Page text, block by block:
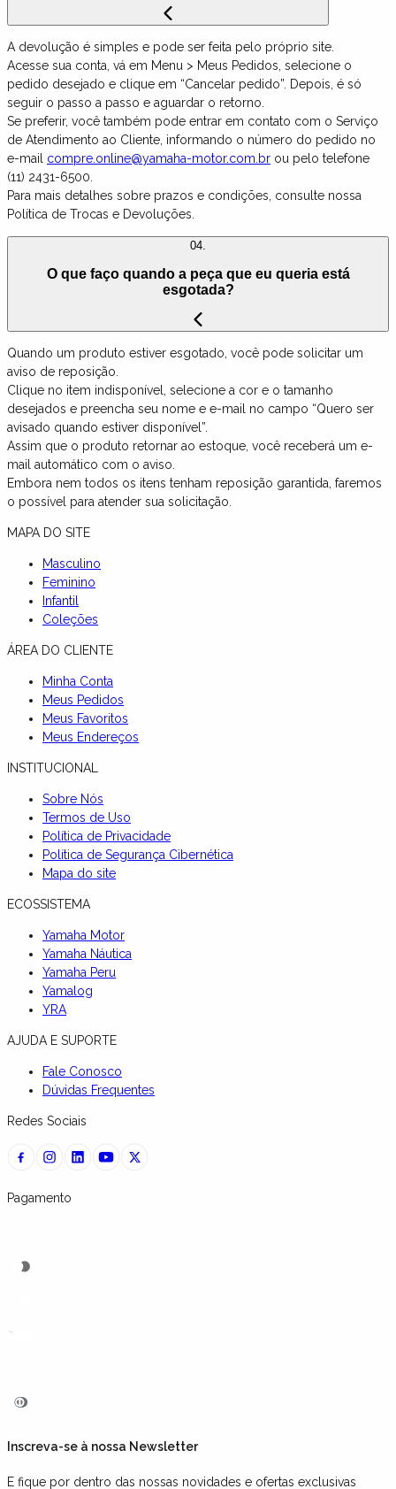
A devolução é simples e pode ser feita pelo próprio site.
Acesse sua conta, vá em Menu > Meus Pedidos, selecione o
pedido desejado e clique em “Cancelar pedido”. Depois, é só
seguir o passo a passo e aguardar o retorno.
Se preferir, você também pode entrar em contato com o Serviço
de Atendimento ao Cliente, informando o número do pedido no
e-mail compre.online@yamaha-motor.com.br ou pelo telefone
(11) 2431-6500.
Para mais detalhes sobre prazos e condições, consulte nossa
Política de Trocas e Devoluções.
04.
O que faço quando a peça que eu queria está
esgotada?
Quando um produto estiver esgotado, você pode solicitar um
aviso de reposição.
Clique no item indisponível, selecione a cor e o tamanho
desejados e preencha seu nome e e-mail no campo “Quero ser
avisado quando estiver disponível”.
Assim que o produto retornar ao estoque, você receberá um e-
mail automático com o aviso.
Embora nem todos os itens tenham reposição garantida, faremos
o possível para atender sua solicitação.
MAPA DO SITE
Masculino
Feminino
Infantil
Coleções
ÁREA DO CLIENTE
Minha Conta
Meus Pedidos
Meus Favoritos
Meus Endereços
INSTITUCIONAL
Sobre Nós
Termos de Uso
Política de Privacidade
Política de Segurança Cibernética
Mapa do site
ECOSSISTEMA
Yamaha Motor
Yamaha Náutica
Yamaha Peru
Yamalog
YRA
AJUDA E SUPORTE
Fale Conosco
Dúvidas Frequentes
Redes Sociais
Pagamento
Inscreva-se à nossa Newsletter
E fique por dentro das nossas novidades e ofertas exclusivas